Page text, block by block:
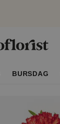
BURSDAG